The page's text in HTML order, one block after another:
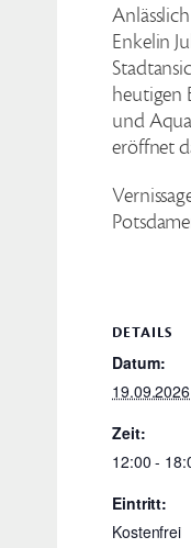
Enkelin
heutigen
und
eröffnet
DETAILS
Datum:
19.09.2026
Zeit:
12:00 -
Eintritt:
Kostenfrei